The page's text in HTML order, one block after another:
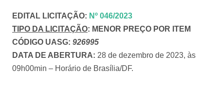
EDITAL LICITAÇÃO: Nº 046/2023
TIPO DA LICITAÇÃO: MENOR PREÇO POR ITEM
CÓDIGO UASG: 926995
DATA DE ABERTURA: 28 de dezembro de 2023, às
09h00min – Horário de Brasília/DF.